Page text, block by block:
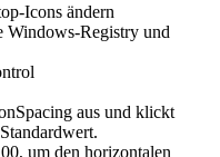
Icons ändern
Windows-Registry und
aus und klickt
um den horizontalen